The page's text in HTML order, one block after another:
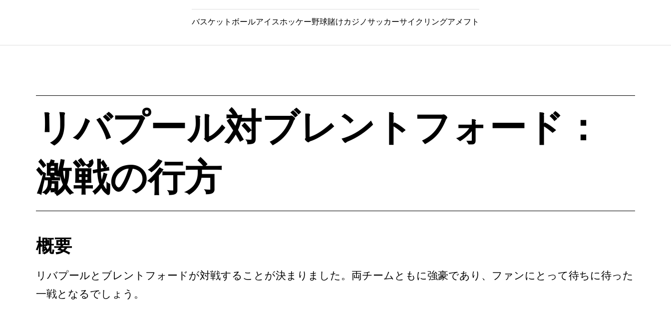
バスケットボールアイスホッケー野球賭けカジノサッカーサイクリングアメフト
リバプール対ブレントフォード：
激戦の行方
概要
リバプールとブレントフォードが対戦することが決まりました。両チームともに強豪であり、ファンにとって待ちに待った
一戦となるでしょう。